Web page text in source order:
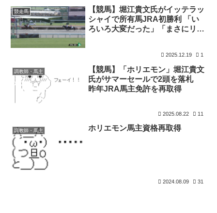
競走馬
【競馬】堀江貴文氏がイッテラッ
シャイで所有馬JRA初勝利 「い
ろいろ大変だった」「まさにリア
2025.12.19 1
調教師・馬主
【競馬】「ホリエモン」堀江貴文
氏がサマーセールで2頭を落札
昨年JRA馬主免許を再取得
2025.08.22 11
調教師・馬主 ホリエモン馬主資格再取得
2024.08.09 31